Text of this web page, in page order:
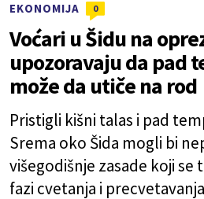
EKONOMIJA 0
Voćari u Šidu na
upozoravaju da pad
može da utiče na rod
Pristigli kišni talas i pad
Srema oko Šida mogli bi
višegodišnje zasade koji
fazi cvetanja i